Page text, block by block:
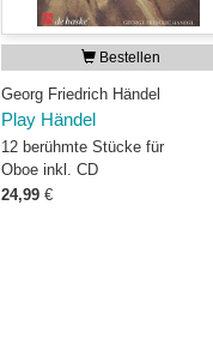
Bestellen
Georg Friedrich Händel
Play Händel
12 berühmte Stücke für
Oboe inkl. CD
24,99 €